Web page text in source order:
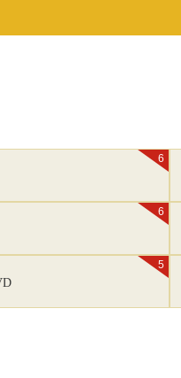
6
6
5